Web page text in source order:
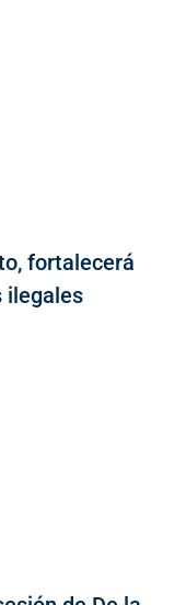
fortalecerá
ilegales